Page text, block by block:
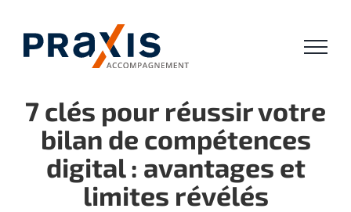
contenu
7 clés pour réussir votre
bilan de compétences
digital : avantages et
limites révélés